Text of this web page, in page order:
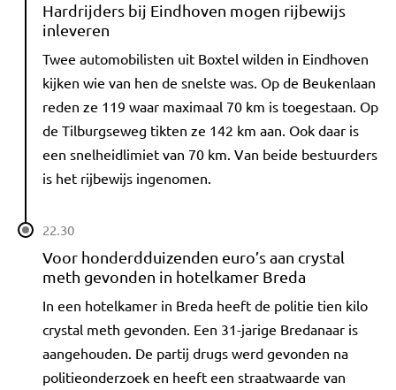
Hardrijders bij Eindhoven mogen rijbewijs
inleveren
Twee automobilisten uit Boxtel wilden in Eindhoven
kijken wie van hen de snelste was. Op de Beukenlaan
reden ze 119 waar maximaal 70 km is toegestaan. Op
de Tilburgseweg tikten ze 142 km aan. Ook daar is
een snelheidlimiet van 70 km. Van beide bestuurders
is het rijbewijs ingenomen.
22.30
Voor honderdduizenden euro’s aan crystal
meth gevonden in hotelkamer Breda
In een hotelkamer in Breda heeft de politie tien kilo
crystal meth gevonden. Een 31-jarige Bredanaar is
aangehouden. De partij drugs werd gevonden na
politieonderzoek en heeft een straatwaarde van